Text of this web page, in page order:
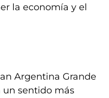
la economía y el
Argentina Grande
un sentido más